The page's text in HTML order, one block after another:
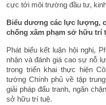
cực tới môi trường đầu tư,
Biểu dương các lực lượng,
chống xâm phạm sở hữu trí
Phát biểu kết luận hội nghị,
nhận và đánh giá cao sự nỗ
trong triển khai thực hiện
tướng Chính phủ về tập
giải pháp đấu tranh, ngăn
sở hữu trí tuệ.